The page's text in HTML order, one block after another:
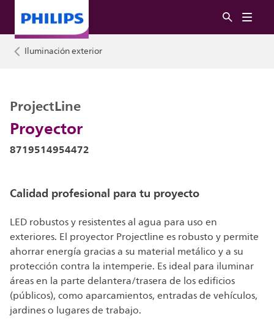
Iluminación exterior
Proyector
ProjectLine
8719514954472
Calidad profesional para tu proyecto
LED robustos y resistentes al agua para uso en
exteriores. El proyector Projectline es robusto y permite
ahorrar energía gracias a su material metálico y a su
protección contra la intemperie. Es ideal para iluminar
áreas en la parte delantera/trasera de los edificios
(públicos), como aparcamientos, entradas de vehículos,
jardines o lugares de trabajo.